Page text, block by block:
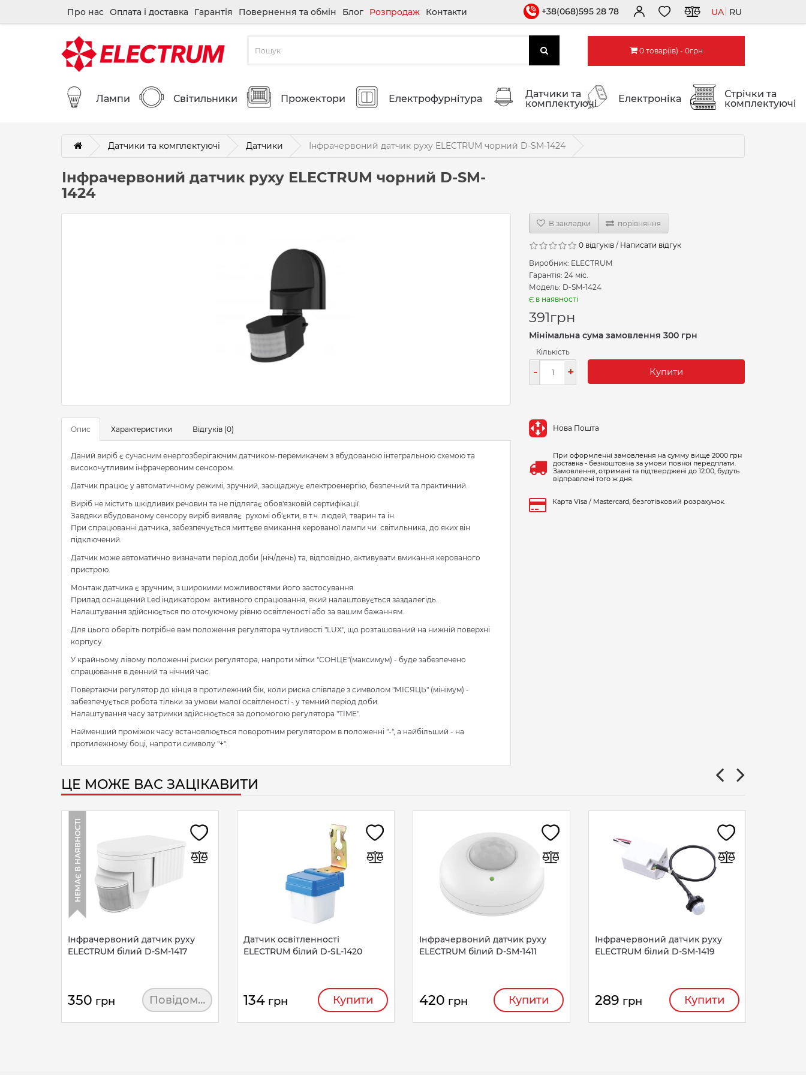
Про нас Оплата і доставка Гарантія Повернення та обмін Блог Розпродаж Контакти +38(068)595 28 78 UA RU
0 товар(ів) - 0грн
Лампи Світильники Прожектори Електрофурнітура
Датчики та
комплектуючі
Електроніка
Стрічки та
комплектуючі
Датчики та комплектуючі Датчики Інфрачервоний датчик руху ELECTRUM чорний D-SM-1424
Інфрачервоний датчик руху ELECTRUM чорний D-SM-
1424
Опис Характеристики Відгуків (0)
Даний виріб є сучасним енергозберігаючим датчиком-перемикачем з вбудованою інтегральною схемою та
високочутливим інфрачервоним сенсором.
Датчик працює у автоматичному режимі, зручний, заощаджує електроенергію, безпечний та практичний.
Виріб не містить шкідливих речовин та не підлягає обов'язковій сертифікації.
Завдяки вбудованому сенсору виріб виявляє рухомі об'єкти, в т.ч. людей, тварин та ін.
При спрацюванні датчика, забезпечується миттєве вмикання керованої лампи чи світильника, до яких він
підключений.
Датчик може автоматично визначати період доби (ніч/день) та, відповідно, активувати вмикання керованого
пристрою.
Монтаж датчика є зручним, з широкими можливостями його застосування.
Прилад оснащений Led індикатором активного спрацювання, який налаштовується заздалегідь.
Налаштування здійснюється по оточуючому рівню освітленості або за вашим бажанням.
Для цього оберіть потрібне вам положення регулятора чутливості "LUX", що розташований на нижній поверхні
корпусу.
У крайньому лівому положенні риски регулятора, напроти мітки "СОНЦЕ"(максимум) - буде забезпечено
спрацювання в денний та нічний час.
Повертаючи регулятор до кінця в протилежний бік, коли риска співпаде з символом "МІСЯЦЬ" (мінімум) -
забезпечується робота тільки за умови малої освітленості - у темний період доби.
Налаштування часу затримки здійснюється за допомогою регулятора "TIME".
Найменший проміжок часу встановлюється поворотним регулятором в положенні "-", а найбільший - на
протилежному боці, напроти символу "+".
В закладки порівняння
0 відгуків / Написати відгук
Виробник: ELECTRUM
Гарантія: 24 міс.
Модель: D-SM-1424
Є в наявності
391грн
Мінімальна сума замовлення 300 грн
Кількість
- + Купити
Нова Пошта
При оформленні замовлення на сумму вище 2000 грн
доставка - безкоштовна за умови повної передплати.
Замовлення, отримані та підтверджені до 12:00, будуть
відправлені того ж дня.
Карта Visa / Mastercard, безготівковий розрахунок.
ЦЕ МОЖЕ ВАС ЗАЦІКАВИТИ
Інфрачервоний датчик руху
ELECTRUM білий D-SM-1417
350 грн Повідомити
НЕМАЄ В НАЯВНОСТІ
Датчик освітленності
ELECTRUM білий D-SL-1420
134 грн Купити
Інфрачервоний датчик руху
ELECTRUM білий D-SM-1411
420 грн Купити
Інфрачервоний датчик руху
ELECTRUM білий D-SM-1419
289 грн Купити